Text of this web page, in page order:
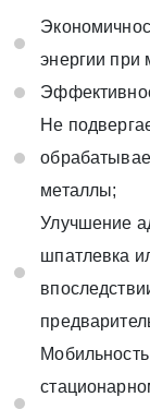
энергии при
Не
металлы;
Улучшение
шпатлевка